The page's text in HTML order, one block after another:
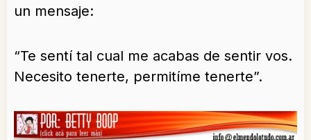
un mensaje:
“Te sentí tal cual me acabas de sentir vos.
Necesito tenerte, permitíme tenerte”.